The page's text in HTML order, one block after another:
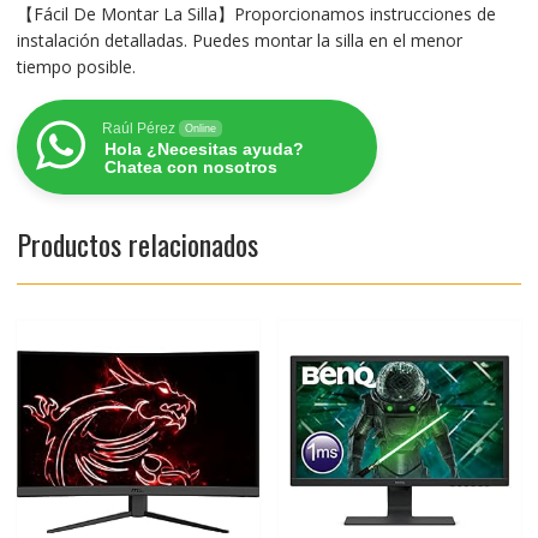
【Fácil De Montar La Silla】Proporcionamos instrucciones de
instalación detalladas. Puedes montar la silla en el menor
tiempo posible.
Raúl Pérez Online
Hola ¿Necesitas ayuda?
Chatea con nosotros
Productos relacionados